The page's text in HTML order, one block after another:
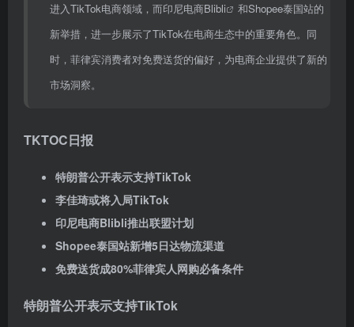
进入TikTok电商领域，而印尼电商Blibli
和Shopee泰国站的
新举措，进一步展示了TikTok在电商生态中的重要角色。同
时，菲律宾消费者对免费送货的偏好，为电商企业提供了新的
市场洞察。
TKTOC日报
特朗普公开表示支持TikTok
李佳琦或将入局TikTok
印尼电商Blibli推出联盟计划
Shopee泰国站新增5日达物流渠道
免费送货成80%菲律宾人网购必备条件
特朗普公开表示支持TikTok